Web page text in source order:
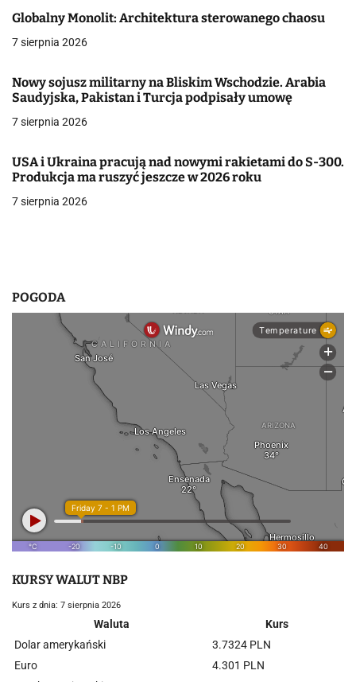
a
c
j
a
p
i
Globalny Monolit: Architektura sterowanego chaosu
7 sierpnia 2026
Nowy sojusz militarny na Bliskim Wschodzie. Arabia
Saudyjska, Pakistan i Turcja podpisały umowę
7 sierpnia 2026
USA i Ukraina pracują nad nowymi rakietami do S-300.
Produkcja ma ruszyć jeszcze w 2026 roku
7 sierpnia 2026
POGODA
KURSY WALUT NBP
Kurs z dnia: 7 sierpnia 2026
Waluta
Kurs
Dolar amerykański
3.7324 PLN
Euro
4.301 PLN